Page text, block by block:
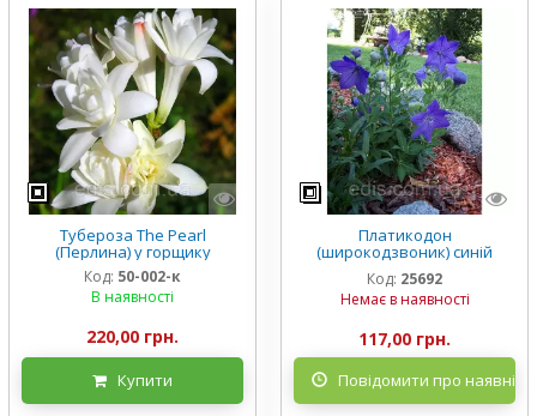
Тубероза The Pearl
(Перлина) у горщику
Код: 50-002-к
В наявності
220,00 грн.
Купити
Платикодон
(широкодзвоник) синій
низькорослий Mariesii у
горщику
Код: 25692
Немає в наявності
117,00 грн.
Повідомити про